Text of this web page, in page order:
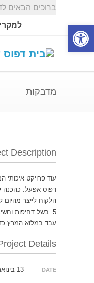
ברוכים הבאים
מדבקות
Description
עוד פרויקט איכותי
דפוס אפעל. כהכנה
5. בשל דחיפות
עבד במלוא המרץ
Details
DATE
פתח סרגל נגישות